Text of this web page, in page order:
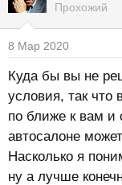
Прохожий
8 Мар 2020
Куда бы вы не
условия, так что
по ближе к вам и
автосалоне
Насколько я
ну а лучше